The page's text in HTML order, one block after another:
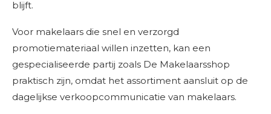
blijft.
Voor makelaars die snel en verzorgd
promotiemateriaal willen inzetten, kan een
gespecialiseerde partij zoals De Makelaarsshop
praktisch zijn, omdat het assortiment aansluit op de
dagelijkse verkoopcommunicatie van makelaars.